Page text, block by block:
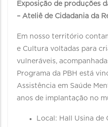
Exposição de produções
– Ateliê de Cidadania da
Em nosso território
e Cultura voltadas para
vulneráveis,
Programa da PBH está
Assistência em Saúde
anos de implantação no
Local: Hall Usina de